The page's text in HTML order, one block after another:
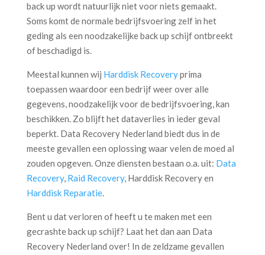
back up wordt natuurlijk niet voor niets gemaakt.
Soms komt de normale bedrijfsvoering zelf in het
geding als een noodzakelijke back up schijf ontbreekt
of beschadigd is.
Meestal kunnen wij Harddisk Recoveryprima
toepassen waardoor een bedrijf weer over alle
gegevens, noodzakelijk voor de bedrijfsvoering, kan
beschikken. Zo blijft het dataverlies in ieder geval
beperkt. Data Recovery Nederland biedt dus in de
meeste gevallen een oplossing waar velen de moed al
zouden opgeven. Onze diensten bestaan o.a. uit: Data
Recovery, Raid Recovery, Harddisk Recovery en
Harddisk Reparatie.
Bent u dat verloren of heeft u te maken met een
gecrashte back up schijf? Laat het dan aan Data
Recovery Nederland over! In de zeldzame gevallen